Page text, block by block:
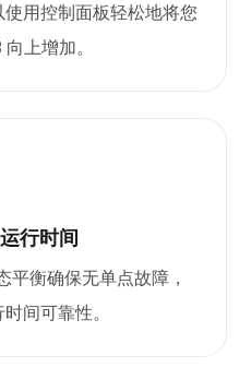
用控制面板轻松地将您
上增加。
行时间
平衡确保无单点故障，
间可靠性。